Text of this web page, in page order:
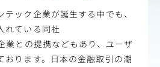
ック企業が誕生する中でも、
れている同社
との提携などもあり、ユーザ
おります。日本の金融取引の潮